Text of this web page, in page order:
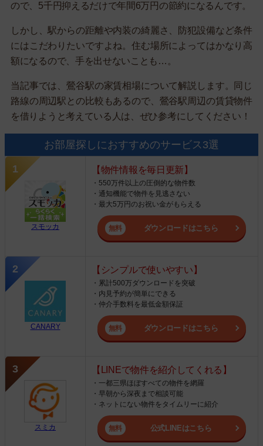
ので、5千円抑えるだけで年間6万円の節約になるんです。
しかし、駅からの距離や内装の綺麗さ、防犯設備など条件
にはこだわりたいですよね。住む場所によってはかなり高
額になるので、手を出せないことも…。
当記事では、鶯谷駅の家賃相場について解説します。同じ
路線の周辺駅との比較もあるので、鶯谷駅周辺の賃貸物件
を借りようと考えている人は、ぜひ参考にしてください！
お部屋探しにおすすめのサービス3選
スモッカ
【物件情報を毎日更新】
・550万件以上の圧倒的な物件数
・通知機能で物件を見逃さない
・最大5万円のお祝い金がもらえる
ダウンロードはこちら
CANARY
【シンプルで使いやすい】
・累計500万ダウンロードを突破
・内見予約が簡単にできる
・仲介手数料を最低金額保証
ダウンロードはこちら
スミカ
【LINEで物件を紹介してくれる】
・一都三県ほぼすべての物件を網羅
・早朝から深夜まで相談可能
・ネットにない物件をタイムリーに紹介
公式LINEはこちら